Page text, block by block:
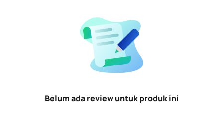
Belum ada review untuk produk ini